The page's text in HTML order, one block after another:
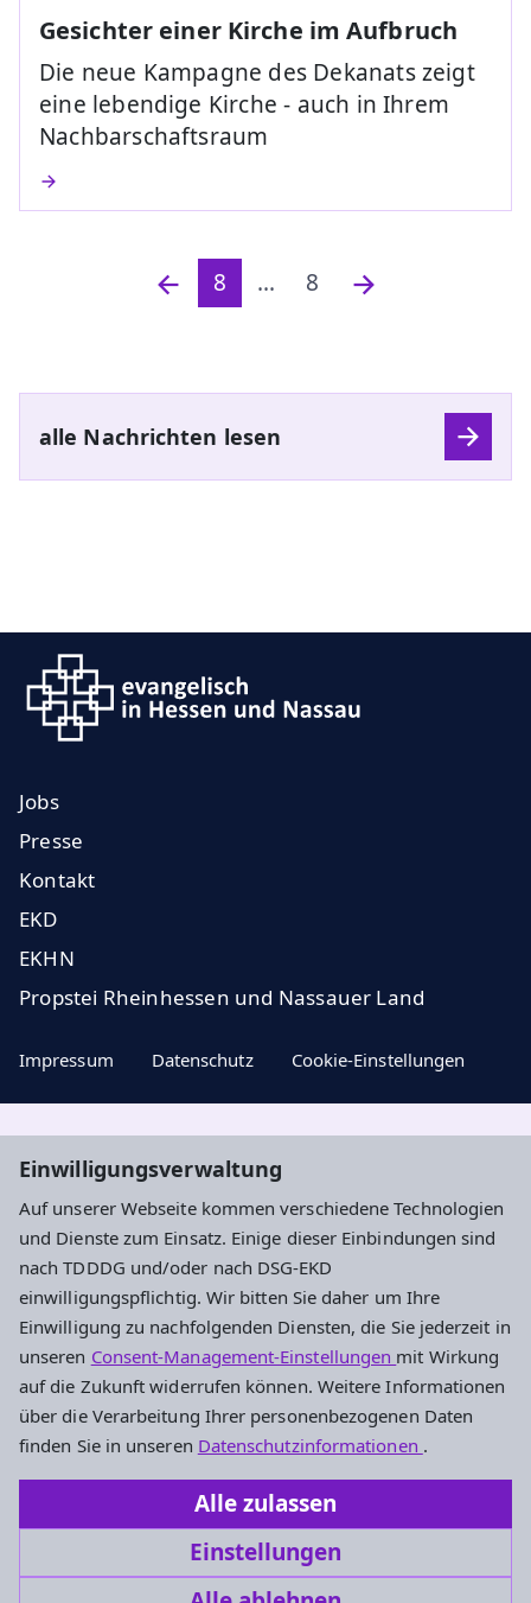
Einwilligungsverwaltung
Auf unserer Webseite kommen verschiedene Technologien
und Dienste zum Einsatz. Einige dieser Einbindungen sind
nach TDDDG und/oder nach DSG-EKD
einwilligungspflichtig. Wir bitten Sie daher um Ihre
Einwilligung zu nachfolgenden Diensten, die Sie jederzeit in
unseren Consent-Management-Einstellungen mit Wirkung
auf die Zukunft widerrufen können. Weitere Informationen
über die Verarbeitung Ihrer personenbezogenen Daten
finden Sie in unseren Datenschutzinformationen .
Alle zulassen
Einstellungen
Gesichter einer Kirche im Aufbruch
Die neue Kampagne des Dekanats zeigt
eine lebendige Kirche - auch in Ihrem
Nachbarschaftsraum
8 ... 8
alle Nachrichten lesen
Jobs
Presse
Kontakt
EKD
EKHN
Propstei Rheinhessen und Nassauer Land
Impressum Datenschutz Cookie-Einstellungen
Aktuelle Nachrichten, geistige Impulse und
Veranstaltungstipps ...
Newsletter entdecken
Evangelisches Dekanat Ingelheim-
Oppenheim
Am Hahnenbusch 14b
55268 Nieder-Olm
dekanat.ingelheim-oppenheim@ekhn.de